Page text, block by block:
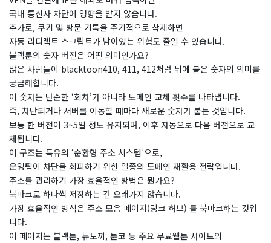
국내 통신사 차단에 영향을 받지 않습니다.
추가로, 쿠키 및 방문 기록을 주기적으로 삭제하면
자동 리디렉트 스크립트가 남아있는 위험도 줄일 수 있습니다.
블랙툰의 숫자 버전은 어떤 의미인가요?
​많은 사람들이 blacktoon410, 411, 412처럼 뒤에 붙은 숫자의 의미를
궁금해합니다.
이 숫자는 단순한 ‘회차’가 아니라 도메인 교체 횟수를 나타냅니다.
즉, 차단되거나 서버를 이동할 때마다 새로운 숫자가 붙는 것입니다.
보통 한 버전이 3~5일 정도 유지되며, 이후 자동으로 다음 버전으로 교
체됩니다.
이 구조는 특유의 ‘순환형 주소 시스템’으로,
운영팀이 차단을 회피하기 위한 일종의 도메인 재활용 전략입니다.
​주소를 관리하기 가장 효율적인 방법은 뭔가요?
​북마크로 하나씩 저장하는 건 오래가지 않습니다.
가장 효율적인 방식은 주소 모음 페이지(링크 허브) 를 북마크하는 것입
니다.
이 페이지는 블랙툰, 뉴토끼, 툰코 등 주요 무료웹툰 사이트의